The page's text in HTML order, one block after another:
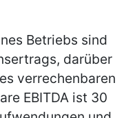
Betriebs sind
darüber
verrechenbaren
EBITDA ist 30